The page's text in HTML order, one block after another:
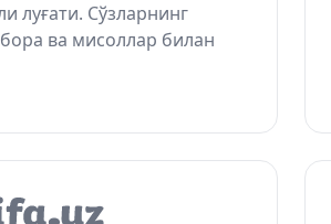
луғати. Сўзларнинг
ва мисоллар билан